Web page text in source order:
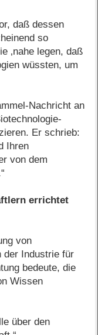
daß dessen
so
‚nahe legen, daß
wüssten, um
Nachricht an
Er schrieb:
Ihren
von dem
errichtet
von
der Industrie für
bedeute, die
Wissen
über den